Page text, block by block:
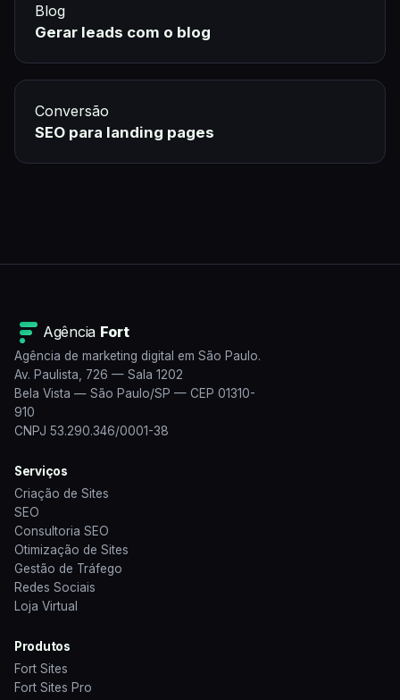
Blog
Gerar leads com o blog
Conversão
SEO para landing pages
Agência Fort
Agência de marketing digital em São Paulo.
Av. Paulista, 726 — Sala 1202
Bela Vista — São Paulo/SP — CEP 01310-
910
CNPJ 53.290.346/0001-38
Serviços
Criação de Sites
SEO
Consultoria SEO
Otimização de Sites
Gestão de Tráfego
Redes Sociais
Loja Virtual
Produtos
Fort Sites
Fort Sites Pro